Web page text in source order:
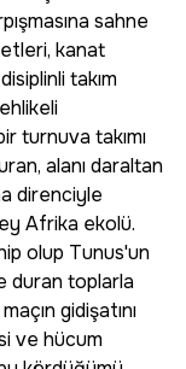
sahne
kanat
takım
turnuva takımı
alanı daraltan
direnciyle
Afrika ekolü.
olup Tunus'un
duran toplarla
gidişatını
ve hücum